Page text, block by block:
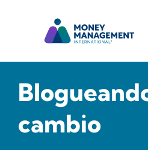
cambio